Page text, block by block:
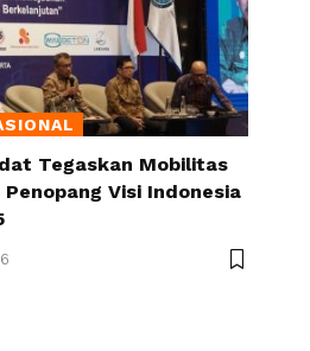
Tegaskan Mobilitas
Visi Indonesia